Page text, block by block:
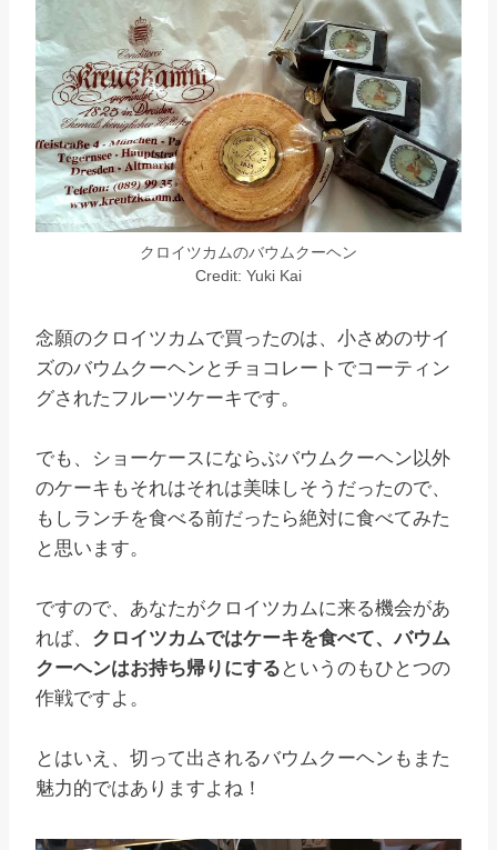
クロイツカムのバウムクーヘン
Credit: Yuki Kai
念願のクロイツカムで買ったのは、小さめのサイ
ズのバウムクーヘンとチョコレートでコーティン
グされたフルーツケーキです。
でも、ショーケースにならぶバウムクーヘン以外
のケーキもそれはそれは美味しそうだったので、
もしランチを食べる前だったら絶対に食べてみた
と思います。
ですので、あなたがクロイツカムに来る機会があ
れば、 クロイツカムではケーキを食べて、バウム
クーヘンはお持ち帰りにする というのもひとつの
作戦ですよ。
とはいえ、切って出されるバウムクーヘンもまた
魅力的ではありますよね！